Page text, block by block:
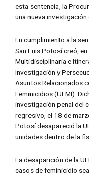
esta sentencia, la
una nueva
En cumplimiento a la
San Luis Potosí creó,
Multidisciplinaria e
Investigación y
Asuntos Relacionados
Feminicidios (UEMI).
investigación penal del
regresivo, el 18 de
Potosí desapareció la
unidades dentro de la
La desaparición de la
casos de feminicidio